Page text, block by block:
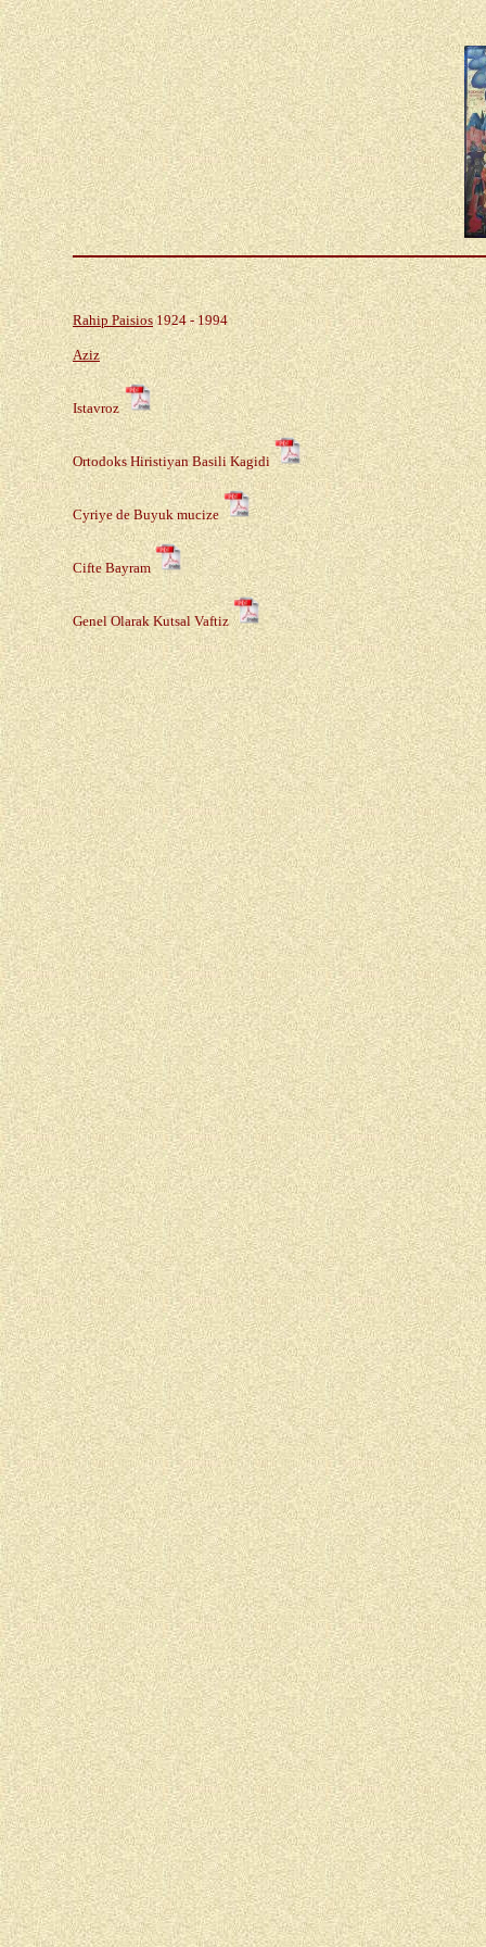
Rahip Paisios1924-1994
Aziz
Istavroz
Ortodoks Hiristiyan Basili Kagidi
Cyriye de Buyuk mucize
Cifte Bayram
Genel Olarak Kutsal Vaftiz